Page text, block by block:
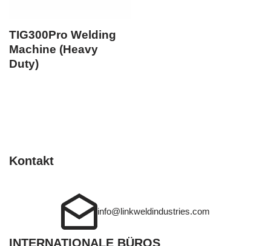
TIG300Pro Welding
Machine (Heavy
Duty)
Kontakt
info@linkweldindustries.com
INTERNATIONALE BÜROS